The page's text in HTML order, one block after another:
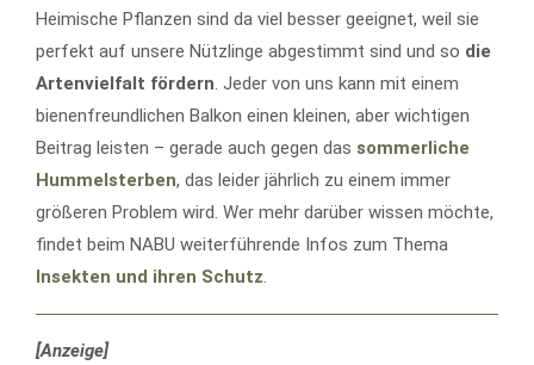
Heimische Pflanzen sind da viel besser geeignet, weil sie
perfekt auf unsere Nützlinge abgestimmt sind und so die
Artenvielfalt fördern. Jeder von uns kann mit einem
bienenfreundlichen Balkon einen kleinen, aber wichtigen
Beitrag leisten – gerade auch gegen das sommerliche
Hummelsterben, das leider jährlich zu einem immer
größeren Problem wird. Wer mehr darüber wissen möchte,
findet beim NABU weiterführende Infos zum Thema
Insekten und ihren Schutz.
[Anzeige]